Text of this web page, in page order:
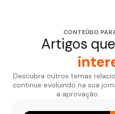
CONTEÚDO
Artigos que
Descubra outros temas
continue evoluindo na sua
a aprovação.